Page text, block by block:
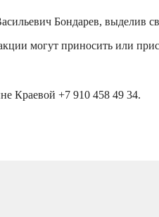
Бондарев, выделив
могут приносить или
Краевой +7 910 458 49 34.